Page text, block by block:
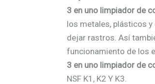
3 en uno limpiador de
los metales, plásticos y
dejar rastros. Así
funcionamiento de los
3 en uno limpiador de
NSF K1, K2 Y K3.